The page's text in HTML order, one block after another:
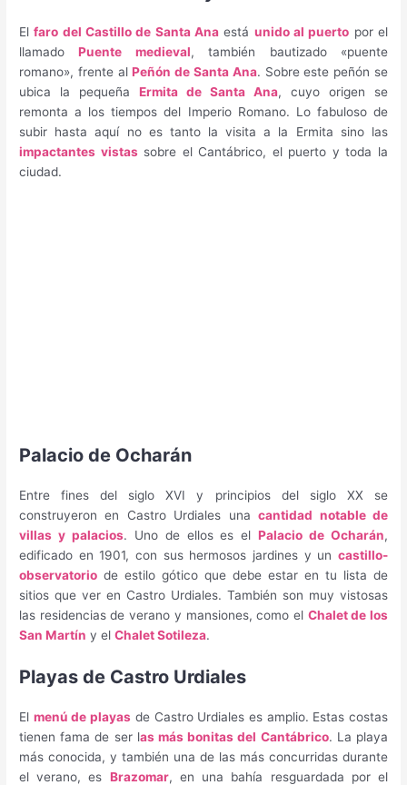
Elfaro del Castillo de Santa Ana está unido al puerto por el
llamadoPuente medieval, también bautizado «puente
romano», frente alPeñón de Santa Ana. Sobre este peñón se
ubica la pequeñaErmita de Santa Ana, cuyo origen se
remonta a los tiempos del Imperio Romano. Lo fabuloso de
subir hasta aquí no es tanto la visita a la Ermita sino las
impactantes vistassobre el Cantábrico, el puerto y toda la
ciudad.
Palacio de Ocharán
Entre fines del siglo XVI y principios del siglo XX se
construyeron en Castro Urdiales unacantidad notable de
villas y palacios. Uno de ellos es elPalacio de Ocharán,
edificado en 1901, con sus hermosos jardines y un castillo-
observatorio de estilo gótico que debe estar en tu lista de
sitios que ver en Castro Urdiales. También son muy vistosas
las residencias de verano y mansiones, como el Chalet de los
San Martín y elChalet Sotileza.
Playas de Castro Urdiales
El menú de playas de Castro Urdiales es amplio. Estas costas
tienen fama de ser las más bonitas del Cantábrico. La playa
más conocida, y también una de las más concurridas durante
el verano, es Brazomar, en una bahía resguardada por el